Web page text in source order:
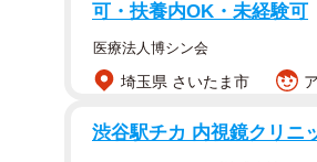
可・扶養内OK・未経験可
医療法人博シン会
埼玉県 さいたま市
渋谷駅チカ 内視鏡クリニ